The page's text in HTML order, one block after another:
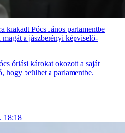
kiakadt Pócs János parlamentbe
a jászberényi képviselő-
óriási károkat okozott a saját
hogy beülhet a parlamentbe.
18:18